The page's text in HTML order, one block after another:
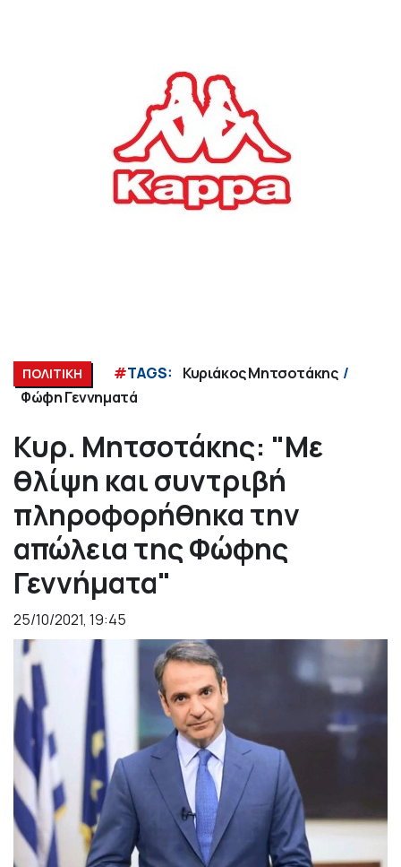
ΠΟΛΙΤΙΚΗ #TAGS:
Κυριάκος Μητσοτάκης
Φώφη Γεννηματά
Κυρ. Μητσοτάκης: "Με
θλίψη και συντριβή
πληροφορήθηκα την
απώλεια της Φώφης
Γεννήματα"
25/10/2021, 19:45